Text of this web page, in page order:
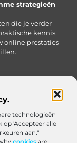
technologieën
op 'Accepteer alle
aan."
strategieën
die je verder
kennis,
online prestaties